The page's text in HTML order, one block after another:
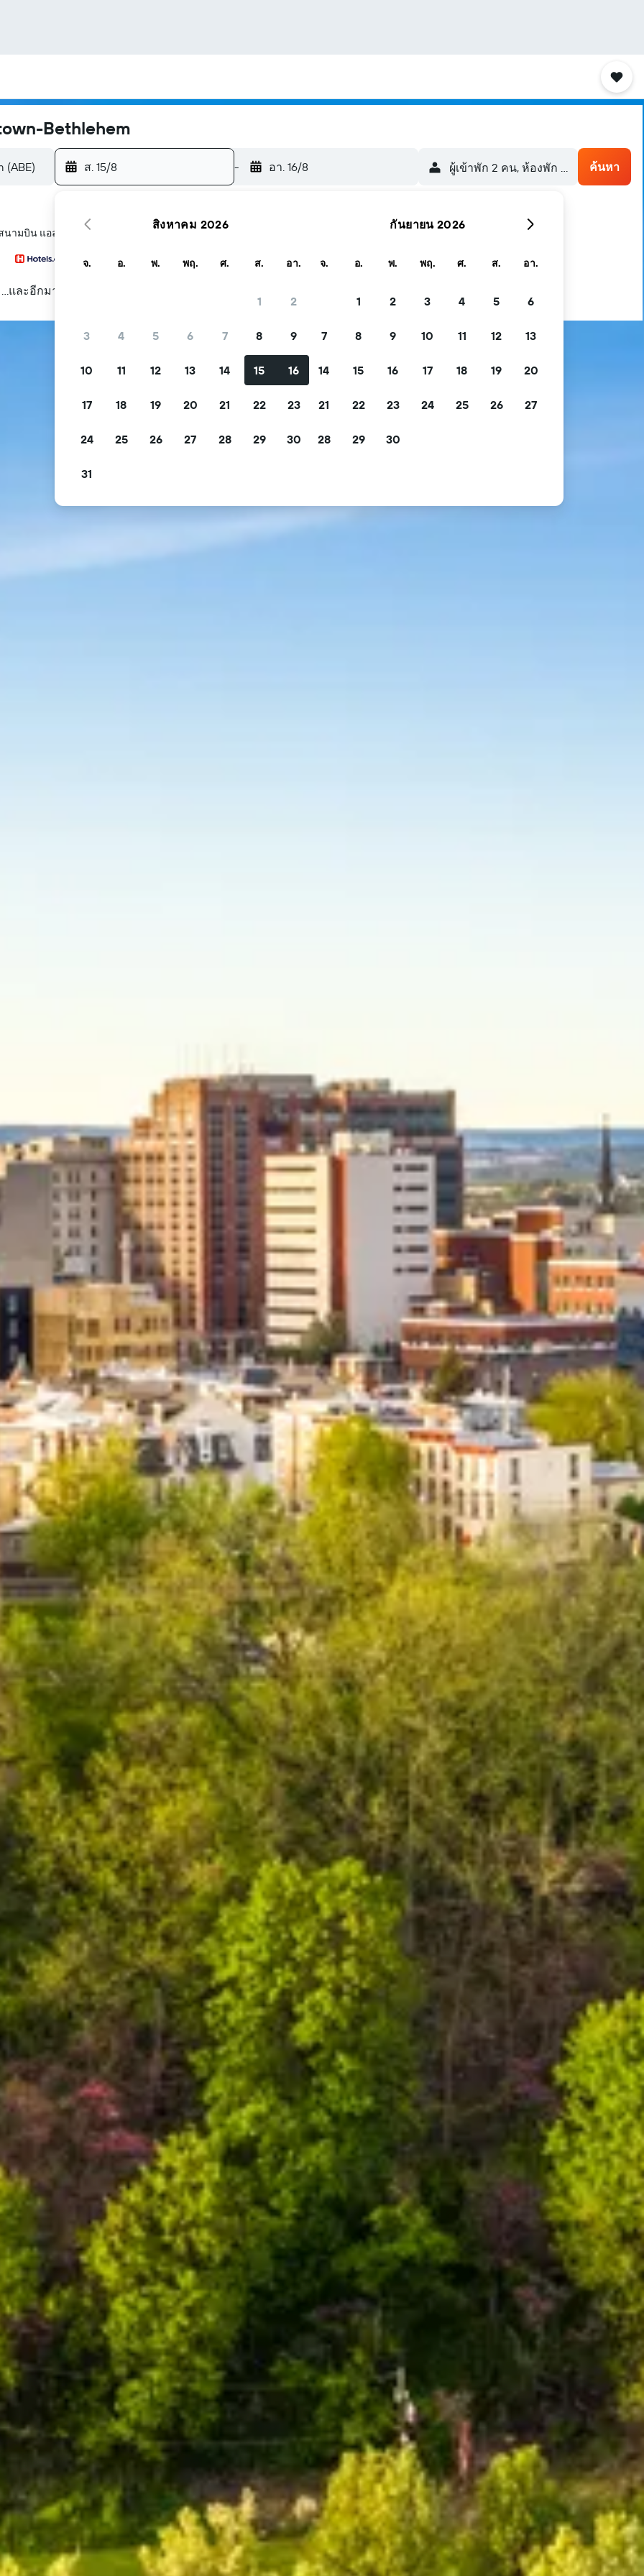
Bethlehem
ส. 15/8 - อา. 16/8 ผู้เข้าพัก 2 คน, ห้องพัก 1 ห้อง ค้นหา
นามบิน แอลเลนทาว์น Allentown-Bethlehem
...และอีกมากมาย
สิงหาคม 2026
จ. อ. พ. พฤ. ศ. ส. อา.
1 2
3 4 5 6 7 8 9
10 11 12 13 14 15 16
17 18 19 20 21 22 23
24 25 26 27 28 29 30
31
กันยายน 2026
จ. อ. พ. พฤ. ศ. ส. อา.
1 2 3 4 5 6
7 8 9 10 11 12 13
14 15 16 17 18 19 20
21 22 23 24 25 26 27
28 29 30